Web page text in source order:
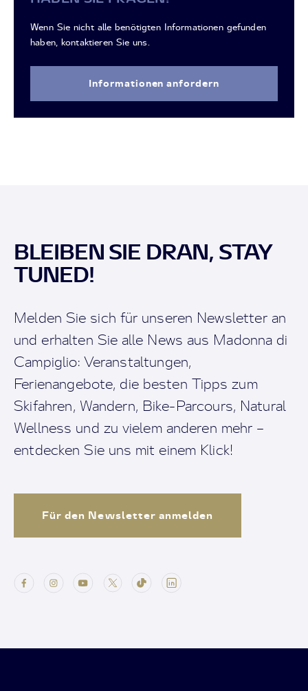
Wenn Sie nicht alle benötigten Informationen gefunden
haben, kontaktieren Sie uns.
Informationen anfordern
BLEIBEN SIE DRAN, STAY
TUNED!
Melden Sie sich für unseren Newsletter an
und erhalten Sie alle News aus Madonna di
Campiglio: Veranstaltungen,
Ferienangebote, die besten Tipps zum
Skifahren, Wandern, Bike-Parcours, Natural
Wellness und zu vielem anderen mehr –
entdecken Sie uns mit einem Klick!
Für den Newsletter anmelden